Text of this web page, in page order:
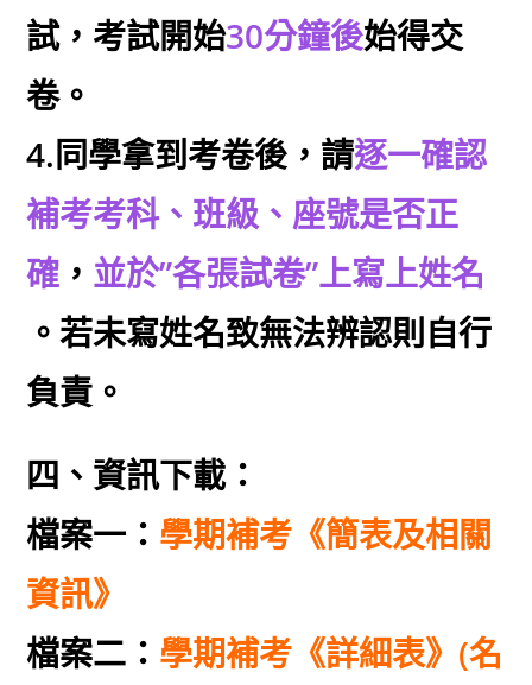
試，考試開始30分鐘後始得交
卷。
4.同學拿到考卷後，請逐一確認
補考考科、班級、座號是否正
確 ， 並於”各張試卷”上寫上姓名
。若未寫姓名致無法辨認則自行
負責。
四、資訊下載：
檔案一： 學期補考《簡表及相關
資訊》
檔案二： 學期補考《詳細表》(名